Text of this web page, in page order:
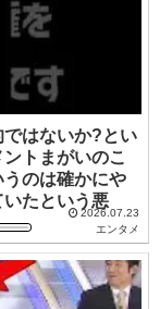
ではないか?とい
トまがいのこ
のは確かにや
たという悪
2026.07.23
エンタメ